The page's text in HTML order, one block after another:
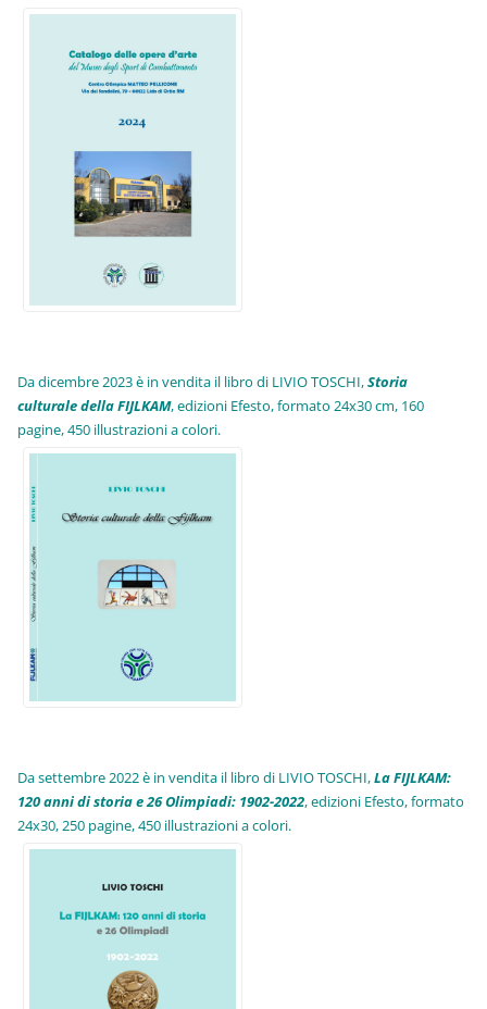
Da dicembre 2023 è in vendita il libro di LIVIO TOSCHI,Storia
culturale della FIJLKAM, edizioni Efesto, formato 24x30 cm, 160
pagine, 450 illustrazioni a colori.
Da settembre 2022 è in vendita il libro di LIVIO TOSCHI,La FIJLKAM:
120 anni di storia e 26 Olimpiadi: 1902-2022, edizioni Efesto, formato
24x30, 250 pagine, 450 illustrazioni a colori.